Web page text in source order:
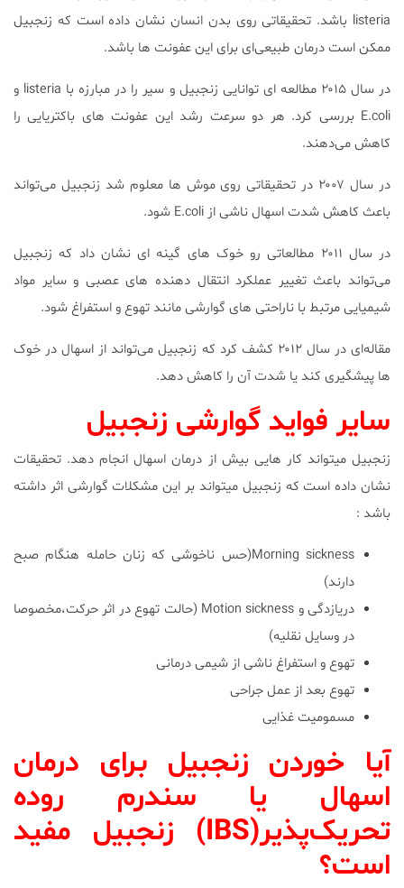
listeria باشد. تحقیقاتی روی بدن انسان نشان داده است که زنجبیل
ممکن است درمان طبیعی‌ای برای این عفونت ها باشد.
در سال ۲۰۱۵ مطالعه ای توانایی زنجبیل و سیر را در مبارزه با listeria و
E.coli بررسی کرد. هر دو سرعت رشد این عفونت های باکتریایی را
کاهش می‌دهند.
در سال ۲۰۰۷ در تحقیقاتی روی موش ها معلوم شد زنجبیل می‌تواند
باعث کاهش شدت اسهال ناشی از E.coli شود.
در سال ۲۰۱۱ مطالعاتی رو خوک های گینه ای نشان داد که زنجبیل
می‌تواند باعث تغییر عملکرد انتقال دهنده های عصبی و سایر مواد
شیمیایی مرتبط با ناراحتی های گوارشی مانند تهوع و استفراغ شود.
مقاله‌ای در سال ۲۰۱۲ کشف کرد که زنجبیل می‌تواند از اسهال در خوک
ها پیشگیری کند یا شدت آن را کاهش دهد.
سایر فواید گوارشی زنجبیل
زنجبیل میتواند کار هایی بیش از درمان اسهال انجام دهد. تحقیقات
نشان داده است که زنجبیل میتواند بر این مشکلات گوارشی اثر داشته
باشد :
Morning sickness(حس ناخوشی که زنان حامله هنگام صبح
دارند)
دریازدگی و Motion sickness (حالت تهوع در اثر حرکت،مخصوصا
در وسایل نقلیه)
تهوع و استفراغ ناشی از شیمی درمانی
تهوع بعد از عمل جراحی
مسمومیت غذایی
آیا خوردن زنجبیل برای درمان
اسهال یا سندرم روده
تحریکپذیر(IBS) زنجبیل مفید
است؟